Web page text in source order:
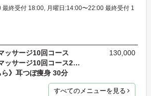
最終受付 18:00, 月曜日:14:00〜22:00 最終受付 1
ッサージ10回コース
130,000
金岡式リンパ解放マッサージ10回コース2回目以降
ら》耳つぼ痩身 30分
すべてのメニューを見る